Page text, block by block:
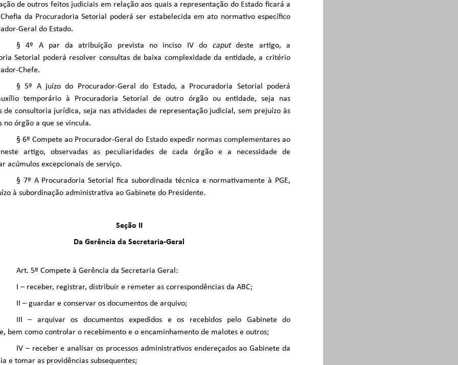
de outros feitos judiciais em relação aos quais a representação do Estado ficará a
da Procuradoria Setorial poderá ser estabelecida em ato normativo específico
Geral do Estado.
§ 4º A par da atribuição prevista no inciso IV do caputdeste artigo, a
Setorial poderá resolver consultas de baixa complexidade da entidade, a critério
Chefe.
§ 5º A juízo do Procurador-Geral do Estado, a Procuradoria Setorial poderá
temporário à Procuradoria Setorial de outro órgão ou entidade, seja nas
de consultoria jurídica, seja nas atividades de representação judicial, sem prejuízo às
no órgão a que se vincula.
§ 6º Compete ao Procurador-Geral do Estado expedir normas complementares ao
artigo, observadas as peculiaridades de cada órgão e a necessidade de
acúmulos excepcionais de serviço.
§ 7º A Procuradoria Setorial fica subordinada técnica e normativamente à PGE,
à subordinação administrativa ao Gabinete do Presidente.
Seção II
Da Gerência da Secretaria-Geral
Art. 5º Compete à Gerência da Secretaria Geral:
I – receber, registrar, distribuir e remeter as correspondências da ABC;
II – guardar e conservar os documentos de arquivo;
III – arquivar os documentos expedidos e os recebidos pelo Gabinete do
bem como controlar o recebimento e o encaminhamento de malotes e outros;
IV – receber e analisar os processos administrativos endereçados ao Gabinete da
e tomar as providências subsequentes;